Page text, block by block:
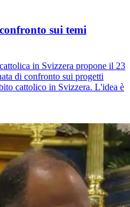
sui temi
in Svizzera propone il 23
di confronto sui progetti
cattolico in Svizzera. L'idea è